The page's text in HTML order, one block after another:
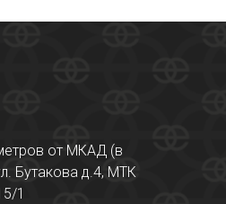
от МКАД (в
Бутакова д.4, МТК
1